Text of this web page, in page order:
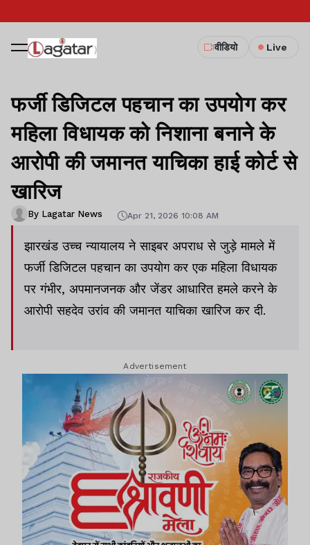
वीडियो Live
फर्जी डिजिटल पहचान का उपयोग कर
महिला विधायक को निशाना बनाने के
आरोपी की जमानत याचिका हाई कोर्ट से
खारिज
By Lagatar News Apr 21, 2026 10:08 AM
झारखंड उच्च न्यायालय ने साइबर अपराध से जुड़े मामले में
फर्जी डिजिटल पहचान का उपयोग कर एक महिला विधायक
पर गंभीर, अपमानजनक और जेंडर आधारित हमले करने के
आरोपी सहदेव उरांव की जमानत याचिका खारिज कर दी.
Advertisement